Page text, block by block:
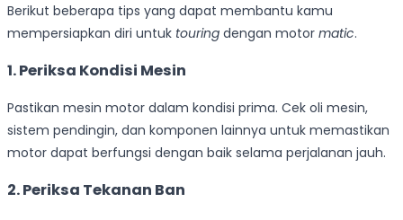
Berikut beberapa tips yang dapat membantu kamu
mempersiapkan diri untuk touring dengan motor matic.
1. Periksa Kondisi Mesin
Pastikan mesin motor dalam kondisi prima. Cek oli mesin,
sistem pendingin, dan komponen lainnya untuk memastikan
motor dapat berfungsi dengan baik selama perjalanan jauh.
2. Periksa Tekanan Ban